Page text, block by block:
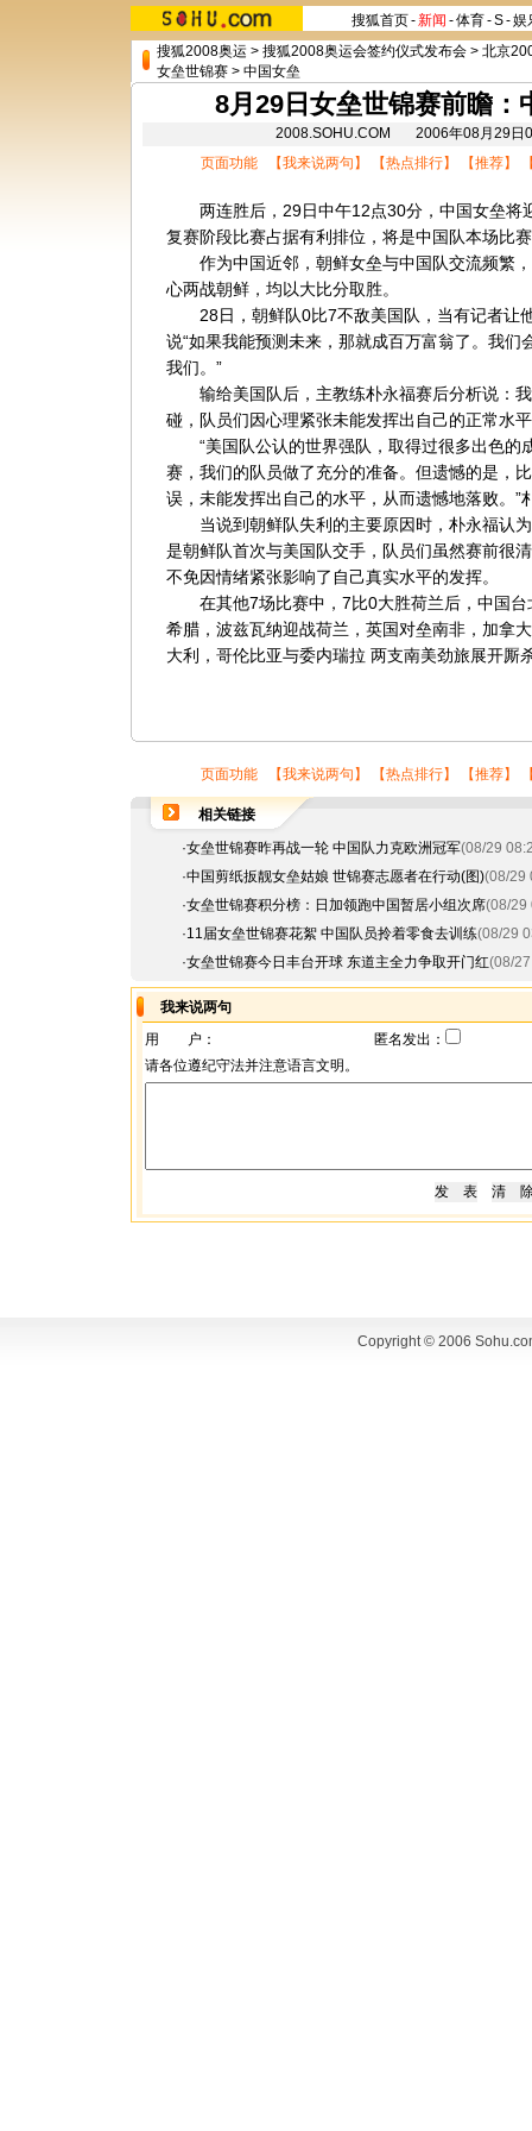
搜狐首页-新闻 -体育-S-娱
搜狐2008奥运 > 搜狐2008奥运会签约仪式发布会 > 北京
女垒世锦赛 > 中国女垒
8月29日女垒世锦赛前瞻：
2008.SOHU.COM 2006年08月29
页面功能 【我来说两句 】 【热点排行】 【推荐】
两连胜后，29日中午12点30分，中国女垒将
复赛阶段比赛占据有利排位，将是中国队本场比
作为中国近邻，朝鲜女垒与中国队交流频繁，
心两战朝鲜，均以大比分取胜。
28日，朝鲜队0比7不敌美国队，当有记者让
说“如果我能预测未来，那就成百万富翁了。我们
我们。”
输给美国队后，主教练朴永福赛后分析说：我
碰，队员们因心理紧张未能发挥出自己的正常水
“美国队公认的世界强队，取得过很多出色的
赛，我们的队员做了充分的准备。但遗憾的是，
误，未能发挥出自己的水平，从而遗憾地落败。”
当说到朝鲜队失利的主要原因时，朴永福认为
是朝鲜队首次与美国队交手，队员们虽然赛前很
不免因情绪紧张影响了自己真实水平的发挥。
在其他7场比赛中，7比0大胜荷兰后，中国台
希腊，波兹瓦纳迎战荷兰，英国对垒南非，加拿
大利，哥伦比亚与委内瑞拉 两支南美劲旅展开厮
页面功能 【我来说两句 】 【热点排行】 【推荐】
相关链接
·女垒世锦赛昨再战一轮 中国队力克欧洲冠军(08/29
·中国剪纸扳靓女垒姑娘 世锦赛志愿者在行动(图)(08/29
·女垒世锦赛积分榜：日加领跑中国暂居小组次席(08/29
·11届女垒世锦赛花絮 中国队员拎着零食去训练(08/29
·女垒世锦赛今日丰台开球 东道主全力争取开门红(08/
我来说两句
用 户：
匿名发出：
请各位遵纪守法并注意语言文明。
Copyright © 2006